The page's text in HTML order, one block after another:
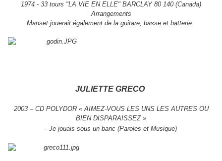
1974 - 33 tours "LA VIE EN ELLE" BARCLAY 80 140 (Canada)
Arrangements
Manset jouerait également de la guitare, basse et batterie.
JULIETTE GRECO
2003 – CD POLYDOR « AIMEZ-VOUS LES UNS LES AUTRES OU
BIEN DISPARAISSEZ »
- Je jouais sous un banc (Paroles et Musique)